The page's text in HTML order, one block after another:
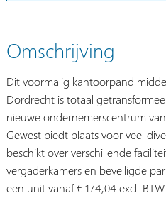
Omschrijving
Dit voormalig kantoorpand
Dordrecht is totaal
nieuwe ondernemerscentrum
Gewest biedt plaats voor veel
beschikt over verschillende
vergaderkamers en beveiligde
een unit vanaf € 174,04 excl.